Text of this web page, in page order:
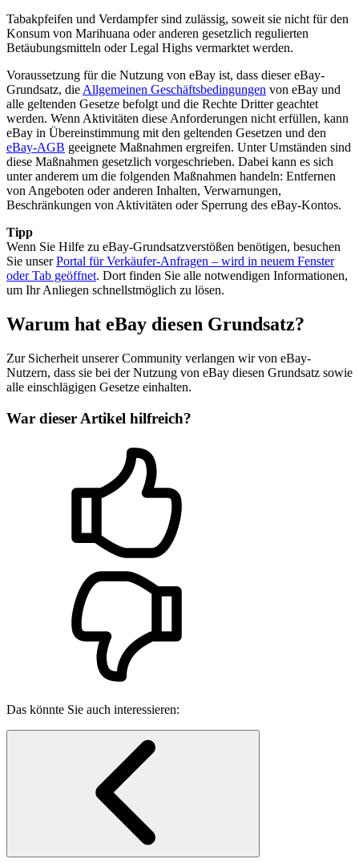
Tabakpfeifen und Verdampfer sind zulässig, soweit sie nicht für den
Konsum von Marihuana oder anderen gesetzlich regulierten
Betäubungsmitteln oder Legal Highs vermarktet werden.
Voraussetzung für die Nutzung von eBay ist, dass dieser eBay-
Grundsatz, die Allgemeinen Geschäftsbedingungen von eBay und
alle geltenden Gesetze befolgt und die Rechte Dritter geachtet
werden. Wenn Aktivitäten diese Anforderungen nicht erfüllen, kann
eBay in Übereinstimmung mit den geltenden Gesetzen und den
eBay-AGB geeignete Maßnahmen ergreifen. Unter Umständen sind
diese Maßnahmen gesetzlich vorgeschrieben. Dabei kann es sich
unter anderem um die folgenden Maßnahmen handeln: Entfernen
von Angeboten oder anderen Inhalten, Verwarnungen,
Beschränkungen von Aktivitäten oder Sperrung des eBay-Kontos.
Tipp
Wenn Sie Hilfe zu eBay-Grundsatzverstößen benötigen, besuchen
Sie unserPortal für Verkäufer-Anfragen – wird in neuem Fenster
oder Tab geöffnet. Dort finden Sie alle notwendigen Informationen,
um Ihr Anliegen schnellstmöglich zu lösen.
Warum hat eBay diesen Grundsatz?
Zur Sicherheit unserer Community verlangen wir von eBay-
Nutzern, dass sie bei der Nutzung von eBay diesen Grundsatz sowie
alle einschlägigen Gesetze einhalten.
War dieser Artikel hilfreich?
Das könnte Sie auch interessieren: